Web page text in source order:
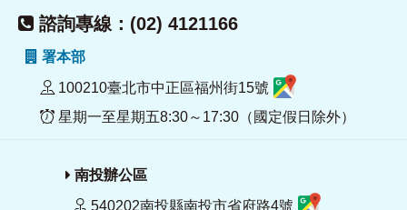
諮詢專線：(02) 4121166
署本部
100210臺北市中正區福州街15號
星期一至星期五8:30～17:30（國定假日除外）
南投辦公區
540202南投縣南投市省府路4號